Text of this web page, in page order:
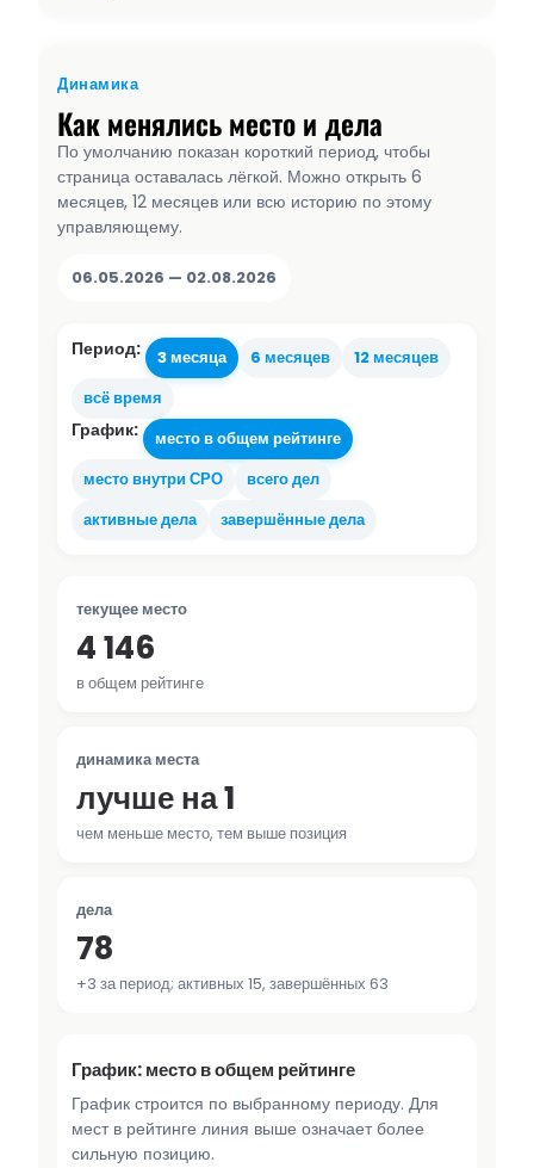
Динамика
Как менялись место и дела
По умолчанию показан короткий период, чтобы
страница оставалась лёгкой. Можно открыть 6
месяцев, 12 месяцев или всю историю по этому
управляющему.
06.05.2026 — 02.08.2026
Период: 3 месяца 6 месяцев
12 месяцев
всё время
График:
место в общем рейтинге
место внутри СРО
всего дел
активные дела
завершённые дела
текущее место
4 146
в общем рейтинге
динамика места
лучше на 1
чем меньше место, тем выше позиция
дела
78
+3 за период; активных 15, завершённых 63
График: место в общем рейтинге
График строится по выбранному периоду. Для
мест в рейтинге линия выше означает более
сильную позицию.